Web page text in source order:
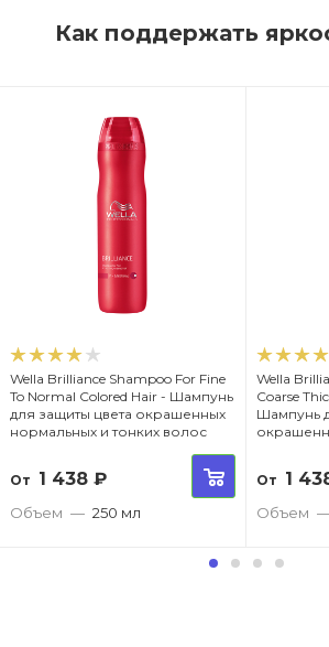
Как поддержать
Wella Brilliance Shampoo For Fine
To Normal Colored Hair - Шампунь
для защиты цвета окрашенных
нормальных и тонких волос
От 1 438 ₽
Объем — 250 мл
Wella
Coarse
Шампунь
От 1
Объем